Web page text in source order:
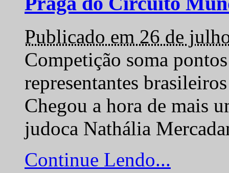
Nathália Mercadante
Praga do Circuito
Publicado em 26 de
Competição soma
representantes
Chegou a hora de mais
judoca Nathália